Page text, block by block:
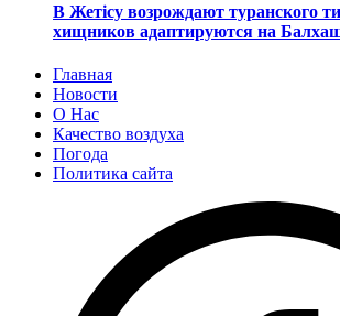
В Жетісу возрождают туранского
хищников адаптируются на
Главная
Новости
О Нас
Качество воздуха
Погода
Политика сайта